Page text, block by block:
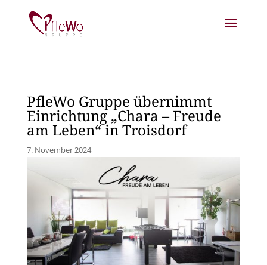
PfleWo Gruppe übernimmt
Einrichtung „Chara – Freude
am Leben“ in Troisdorf
7. November 2024